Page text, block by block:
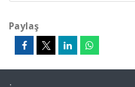
Paylaş